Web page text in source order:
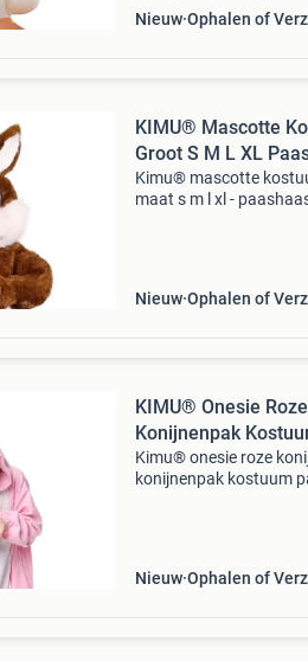
Nieuw Ophalen of
KIMU® Mascotte
Groot S M L XL
Kimu® mascotte
maat s m l xl -
Nieuw Ophalen of
KIMU® Onesie
Konijnenpak
Kimu® onesie roze
konijnenpak kostuum
Nieuw Ophalen of